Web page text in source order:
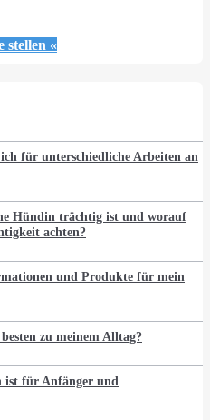
stellen «
für unterschiedliche Arbeiten an
Hündin trächtig ist und worauf
achten?
und Produkte für mein
zu meinem Alltag?
ist für Anfänger und